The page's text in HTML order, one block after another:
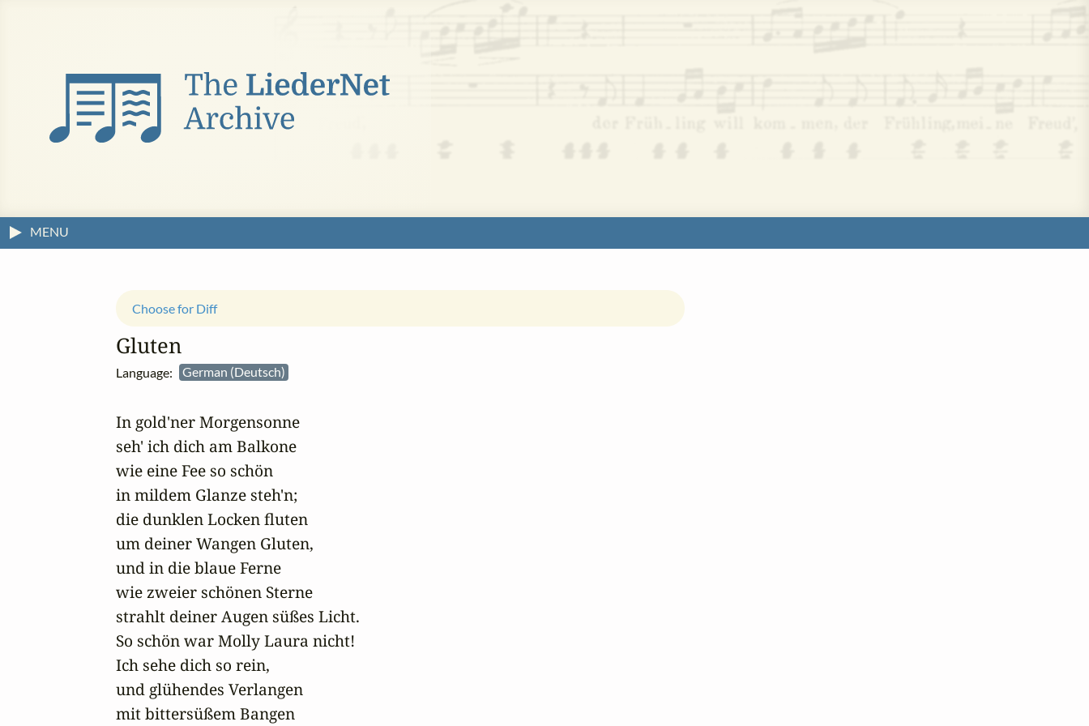
MENU
Gluten
Language: German (Deutsch)
Choose for Diff
In gold'ner Morgensonne
seh' ich dich am Balkone
wie eine Fee so schön
in mildem Glanze steh'n;
die dunklen Locken fluten
um deiner Wangen Gluten,
und in die blaue Ferne
wie zweier schönen Sterne
strahlt deiner Augen süßes Licht.
So schön war Molly Laura nicht!
Ich sehe dich so rein,
und glühendes Verlangen
mit bittersüßem Bangen